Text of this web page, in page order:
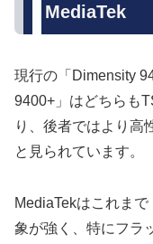
MediaTek
現行の「Dimensity
9400+」はどちらも
り、後者ではより高
と見られています。
MediaTekはこれま
象が強く、特にフラ